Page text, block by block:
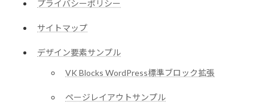
プライバシーポリシー
サイトマップ
デザイン要素サンプル
VK Blocks WordPress標準ブロック拡張
ページレイアウトサンプル